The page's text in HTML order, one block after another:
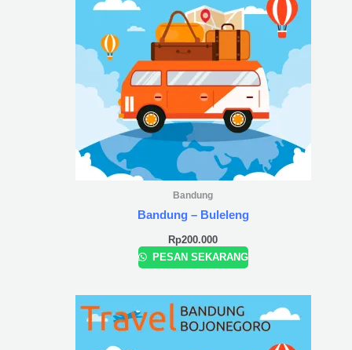
Bandung
Bandung – Buleleng
Rp200.000
PESAN SEKARANG